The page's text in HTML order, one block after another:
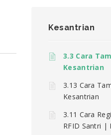
Kesantrian
3.3 Cara
Kesantrian
3.13 Cara
Kesantrian
3.11 Cara
RFID Santri |